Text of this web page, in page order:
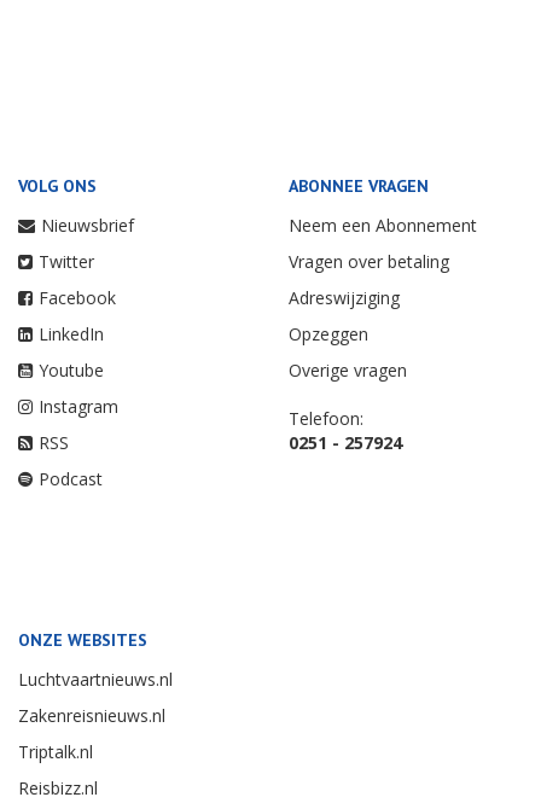
VOLG ONS
Nieuwsbrief
Twitter
Facebook
LinkedIn
Youtube
Instagram
RSS
Podcast
ABONNEE VRAGEN
Neem een Abonnement
Vragen over betaling
Adreswijziging
Opzeggen
Overige vragen
Telefoon:
0251 - 257924
ONZE WEBSITES
Luchtvaartnieuws.nl
Zakenreisnieuws.nl
Triptalk.nl
Reisbizz.nl